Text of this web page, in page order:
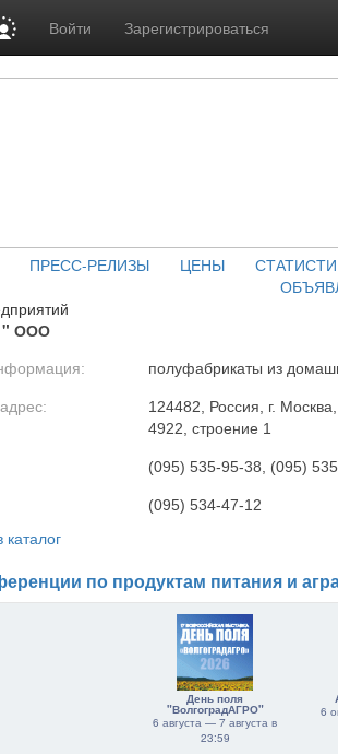
Войти Зарегистрироваться
ПРЕСС-РЕЛИЗЫ ЦЕНЫ
ООО
полуфабрикаты из
124482, Россия, г.
4922, строение 1
(095) 535-95-38, (095)
(095) 534-47-12
по продуктам питания и
День поля
"ВолгоградАГРО"
6 августа — 7 августа в
23:59
6